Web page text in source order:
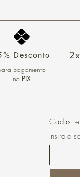
Desconto
pagamento
no PIX
Insira o